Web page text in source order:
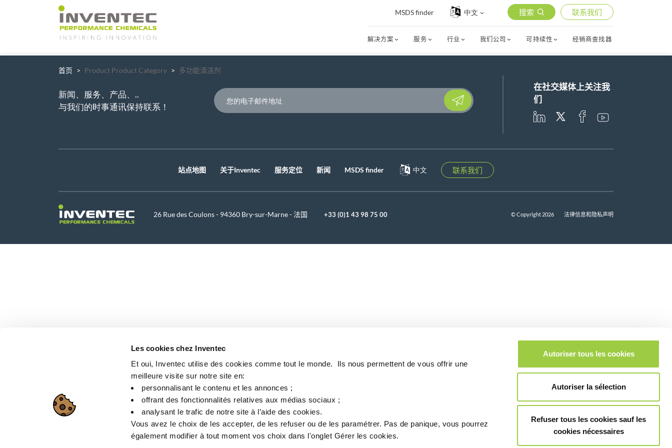
Les cookies chez Inventec
Et oui, Inventec utilise des cookies comme tout le monde. ​ Ils nous permettent de vous offrir une
meilleure visite sur notre site en:​
personnalisant le contenu et les annonces ;​
offrant des fonctionnalités relatives aux médias sociaux ; ​
analysant le trafic de notre site à l’aide des cookies.​
Vous avez le choix de les accepter, de les refuser ou de les paramétrer.​ Pas de panique, vous pourrez
également modifier à tout moment vos choix dans l'onglet Gérer les cookies.​ ​ ​
Autoriser tous les cookies
Autoriser la sélection
Refuser tous les cookies sauf les
cookies nécessaires
Main Navigation
MSDS finder 中文 搜索 联系我们
解决方案 服务 行业 我们公司 可持续性 经销商查找器
首页 Product Product Category 多功能清洁剂
新闻、服务、产品、..
与我们的时事通讯保持联系！
Please leave this field empty.
在社交媒体上关注我
们
站点地图 关于Inventec 服务定位 新闻 MSDS finder 中文 联系我们
26 Rue des Coulons - 94360 Bry-sur-Marne - 法国 +33 (0)1 43 98 75 00 © Copyright 2026 法律信息和隐私声明